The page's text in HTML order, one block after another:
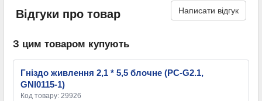
Відгуки про товар Написати відгук
З цим товаром купують
Гніздо живлення 2,1 * 5,5 блочне (PC-G2.1,
GNI0115-1)
Код товару: 29926